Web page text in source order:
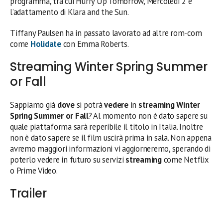
l’adattamento di Klara and the Sun.
Tiffany Paulsen ha in passato lavorato ad altre rom-com
come Holidatecon Emma Roberts.
Streaming Winter Spring Summer
or Fall
Sappiamo già dovesi potràvedere in streaming Winter
Spring Summer or Fall? Al momento non è dato sapere su
quale piattaforma sarà reperibile il titolo in Italia. Inoltre
non è dato sapere se il film uscirà prima in sala. Non appena
avremo maggiori informazioni vi aggiorneremo, sperando di
poterlo vedere in futuro su servizi streamingcome Netflix
o Prime Video.
Trailer